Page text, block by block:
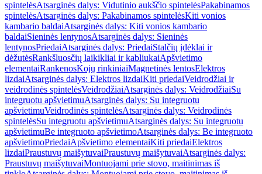
spintelėsAtsarginės dalys: Vidutinio aukščio spintelėsPakabinamos
spintelėsAtsarginės dalys: Pakabinamos spintelėsKiti vonios
kambario baldaiAtsarginės dalys: Kiti vonios kambario
baldaiSieninės lentynosAtsarginės dalys: Sieninės
lentynosPriedaiAtsarginės dalys: PriedaiStalčių įdėklai ir
dėžutėsRankšluosčių laikikliai ir kabliukaiApšvietimo
elementaiRankenosKojų rinkiniaiMagnetinės lentosElektros
lizdaiAtsarginės dalys: Elektros lizdaiKiti priedaiVeidrodžiai ir
veidrodinės spintelėsVeidrodžiaiAtsarginės dalys: VeidrodžiaiSu
integruotu apšvietimuAtsarginės dalys: Su integruotu
apšvietimuVeidrodinės spintelėsAtsarginės dalys: Veidrodinės
spintelėsSu integruotu apšvietimuAtsarginės dalys: Su integruotu
apšvietimuBe integruoto apšvietimoAtsarginės dalys: Be integruoto
apšvietimoPriedaiApšvietimo elementaiKiti priedaiElektros
lizdaiPraustuvų maišytuvaiPraustuvų maišytuvaiAtsarginės dalys:
Praustuvų maišytuvaiMontuojami prie stovo, maitinimas iš